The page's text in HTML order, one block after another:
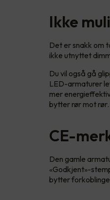
Ikke
Det er snakk om
ikke utnyttet
Du vil også gå
LED-armaturer
mer
bytter rør mot rør.
CE-
Den gamle
«Godkjent»-
bytter